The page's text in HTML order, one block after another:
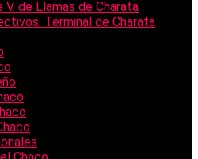
V. de Llamas de Charata
Terminal de Charata